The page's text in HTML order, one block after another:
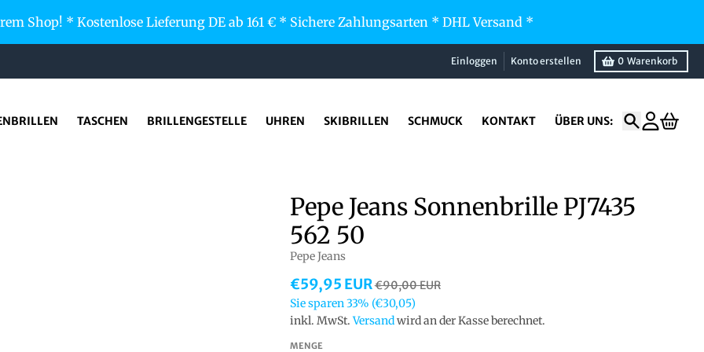
Shop! * Kostenlose Lieferung DE ab 161 € * Sichere Zahlungsarten * DHL Versand *
Einloggen Konto erstellen 0 Warenkorb
TASCHEN BRILLENGESTELLE UHREN SKIBRILLEN SCHMUCK KONTAKT ÜBER UNS:
Pepe Jeans Sonnenbrille PJ7435
562 50
Pepe Jeans
€59,95 EUR€90,00 EUR
Sie sparen33% (€30,05)
inkl. MwSt.Versandwird an der Kasse berechnet.
MENGE